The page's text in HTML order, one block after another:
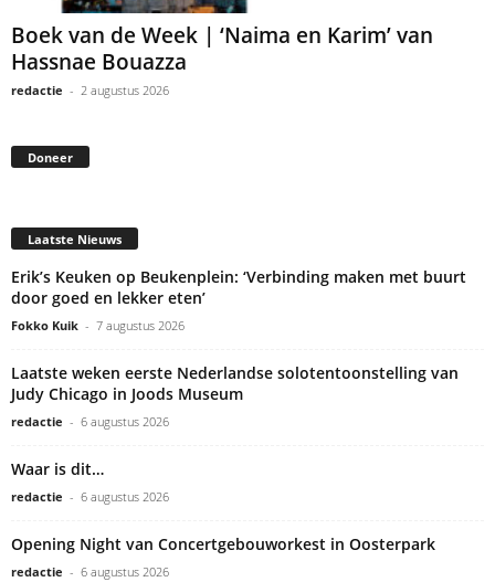
Boek van de Week | ‘Naima en Karim’ van
Hassnae Bouazza
redactie - 2 augustus 2026
Doneer
Laatste Nieuws
Erik’s Keuken op Beukenplein: ‘Verbinding maken met buurt
door goed en lekker eten’
Fokko Kuik - 7 augustus 2026
Laatste weken eerste Nederlandse solotentoonstelling van
Judy Chicago in Joods Museum
redactie - 6 augustus 2026
Waar is dit…
redactie - 6 augustus 2026
Opening Night van Concertgebouworkest in Oosterpark
redactie - 6 augustus 2026